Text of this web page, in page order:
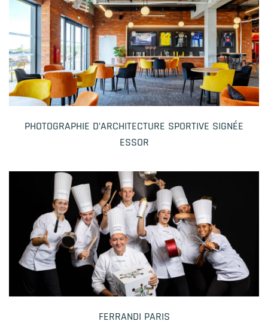
PHOTOGRAPHIE D’ARCHITECTURE SPORTIVE SIGNÉE
ESSOR
FERRANDI PARIS